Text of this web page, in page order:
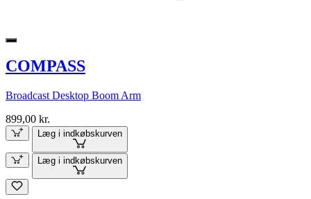
COMPASS
Broadcast Desktop Boom Arm
899,00 kr.
Læg i indkøbskurven
Læg i indkøbskurven